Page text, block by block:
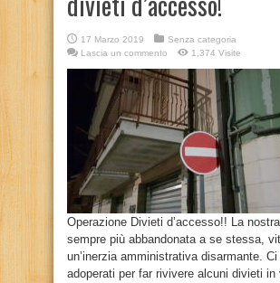
17 Marzo 2019
Senza categoria
Lascia un commento
1,374 Visite
Operazione Divieti d’accesso!! La
sempre più abbandonata a se stessa,
un’inerzia amministrativa disarmante.
adoperati per far rivivere alcuni divieti in